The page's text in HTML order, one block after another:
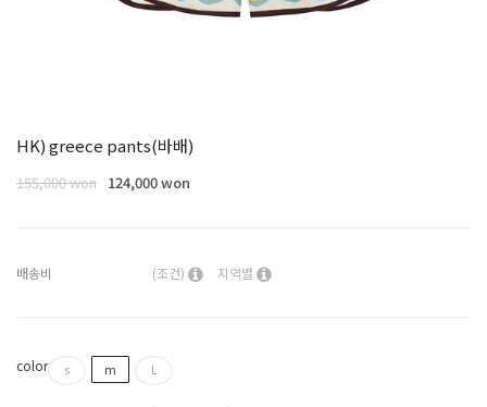
HK) greece pants(바배)
155,000 won 124,000 won
배송비 (조건) 지역별
color s m L